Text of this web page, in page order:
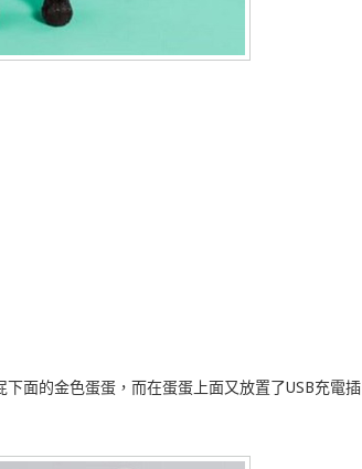
面的金色蛋蛋，而在蛋蛋上面又放置了USB充電插